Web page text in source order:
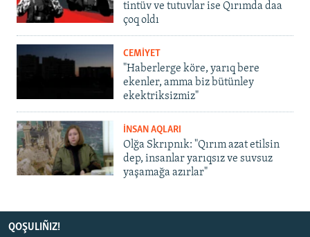
tintüv ve tutuvlar ise Qırımda daa
çoq oldı
CEMİYET
"Haberlerge köre, yarıq bere
ekenler, amma biz bütünley
ekektriksizmiz"
İNSAN AQLARI
Olğa Skrıpnık: "Qırım azat etilsin
dep, insanlar yarıqsız ve suvsuz
yaşamağa azırlar"
QOŞULIÑIZ!